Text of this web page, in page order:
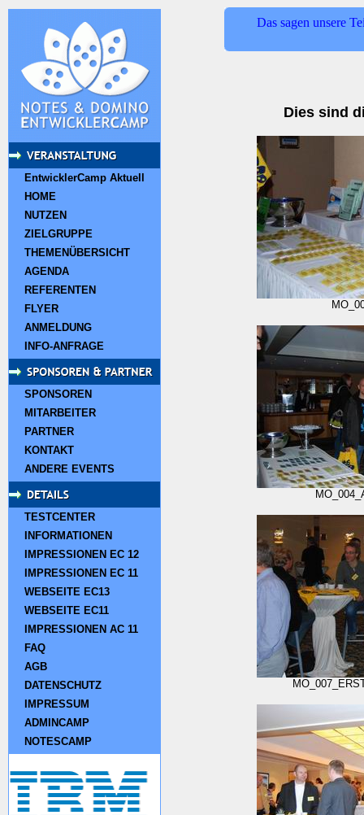
EntwicklerCamp Aktuell
HOME
NUTZEN
ZIELGRUPPE
THEMENÜBERSICHT
AGENDA
REFERENTEN
FLYER
ANMELDUNG
INFO-ANFRAGE
SPONSOREN
MITARBEITER
PARTNER
KONTAKT
ANDERE EVENTS
TESTCENTER
INFORMATIONEN
IMPRESSIONEN EC 12
IMPRESSIONEN EC 11
WEBSEITE EC13
WEBSEITE EC11
IMPRESSIONEN AC 11
FAQ
AGB
DATENSCHUTZ
IMPRESSUM
ADMINCAMP
NOTESCAMP
Das sagen unsere
Dies sind